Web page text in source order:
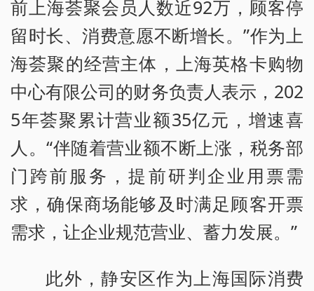
前上海荟聚会员人数近92万，顾客停
留时长、消费意愿不断增长。”作为上
海荟聚的经营主体，上海英格卡购物
中心有限公司的财务负责人表示，202
5年荟聚累计营业额35亿元，增速喜
人。“伴随着营业额不断上涨，税务部
门跨前服务，提前研判企业用票需
求，确保商场能够及时满足顾客开票
需求，让企业规范营业、蓄力发展。”
此外，静安区作为上海国际消费